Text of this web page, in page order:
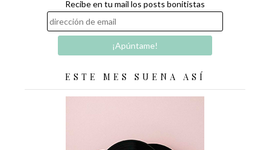
Recibe en tu mail los posts bonitistas
ESTE MES SUENA ASÍ